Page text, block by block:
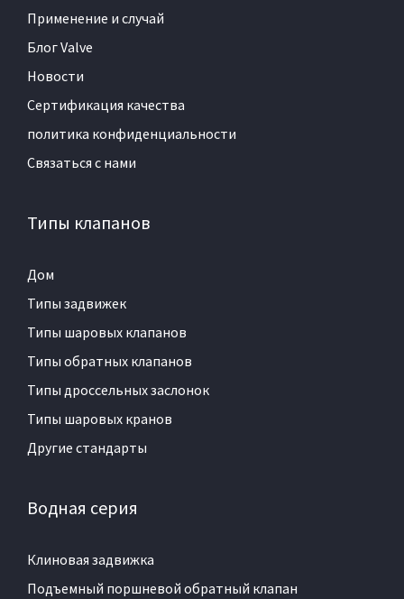
Применение и случай
Блог Valve
Новости
Сертификация качества
политика конфиденциальности
Связаться с нами
Типы клапанов
Дом
Типы задвижек
Типы шаровых клапанов
Типы обратных клапанов
Типы дроссельных заслонок
Типы шаровых кранов
Другие стандарты
Водная серия
Клиновая задвижка
Подъемный поршневой обратный клапан